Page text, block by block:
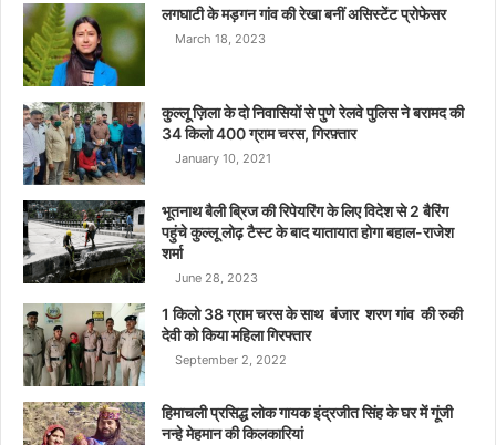
लगघाटी के मड़गन गांव की रेखा बनीं असिस्टेंट प्रोफेसर
March 18, 2023
कुल्लू ज़िला के दो निवासियों से पुणे रेलवे पुलिस ने बरामद की
34 किलो 400 ग्राम चरस, गिरफ़्तार
January 10, 2021
भूतनाथ बैली ब्रिज की रिपेयरिंग के लिए विदेश से 2 बैरिंग
पहुंचे कुल्लू लोढ़ टैस्ट के बाद यातायात होगा बहाल-राजेश
शर्मा
June 28, 2023
1 किलो 38 ग्राम चरस के साथ बंजार शरण गांव की रुकी
देवी को किया महिला गिरफ्तार
September 2, 2022
हिमाचली प्रसिद्ध लोक गायक इंद्रजीत सिंह के घर में गूंजी
नन्हे मेहमान की किलकारियां